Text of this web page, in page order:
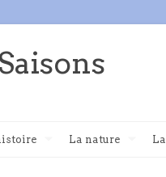
La nature